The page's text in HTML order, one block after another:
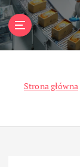
S
k
i
p
t
Strona główna